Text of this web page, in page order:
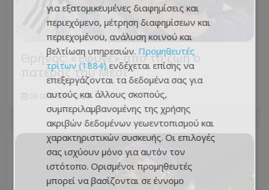
Θρήνος: «Έφυγε» από τη ζωή ο
πατέρας του Μέσι
08.08.2026 - 15:23
για εξατομικευμένες διαφημίσεις και
περιεχόμενο, μέτρηση διαφημίσεων και
περιεχομένου, ανάλυση κοινού και
βελτίωση υπηρεσιών. Προμηθευτές
τρίτων (1884) ενδέχεται επίσης να
επεξεργάζονται τα δεδομένα σας για
αυτούς και άλλους σκοπούς,
συμπεριλαμβανομένης της χρήσης
ακριβών δεδομένων γεωεντοπισμού και
χαρακτηριστικών συσκευής. Οι επιλογές
σας ισχύουν μόνο για αυτόν τον
ιστότοπο. Ορισμένοι προμηθευτές
μπορεί να βασίζονται σε έννομο